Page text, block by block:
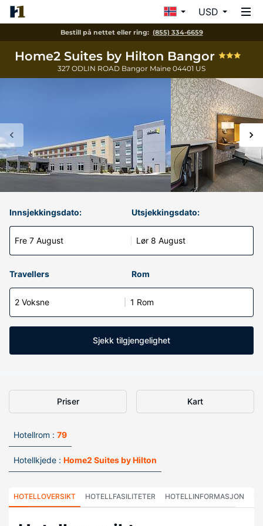
USD
Bestill på nettet eller ring: (855) 334-6659
Home2 Suites by Hilton Bangor
327 ODLIN ROAD Bangor Maine 04401 US
Innsjekkingsdato:
Fre 7 August
Utsjekkingsdato:
Lør 8 August
Travellers Rom
2 Voksne 1 Rom
Sjekk tilgjengelighet
Priser Kart
Hotellrom : 79
Hotellkjede : Home2 Suites by Hilton
HOTELLOVERSIKT HOTELLFASILITETER HOTELLINFORMASJON